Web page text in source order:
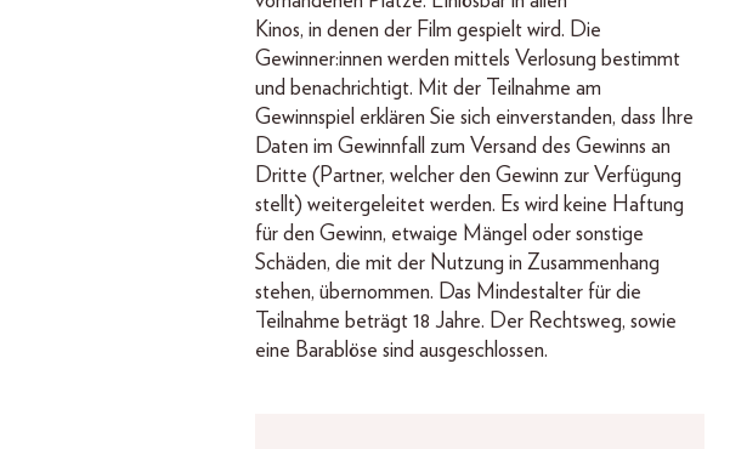
Kinos, in denen der Film gespielt wird. Die
Gewinner:innen werden mittels Verlosung bestimmt
und benachrichtigt. Mit der Teilnahme am
Gewinnspiel erklären Sie sich einverstanden, dass Ihre
Daten im Gewinnfall zum Versand des Gewinns an
Dritte (Partner, welcher den Gewinn zur Verfügung
stellt) weitergeleitet werden. Es wird keine Haftung
für den Gewinn, etwaige Mängel oder sonstige
Schäden, die mit der Nutzung in Zusammenhang
stehen, übernommen. Das Mindestalter für die
Teilnahme beträgt 18 Jahre. Der Rechtsweg, sowie
eine Barablöse sind ausgeschlossen.